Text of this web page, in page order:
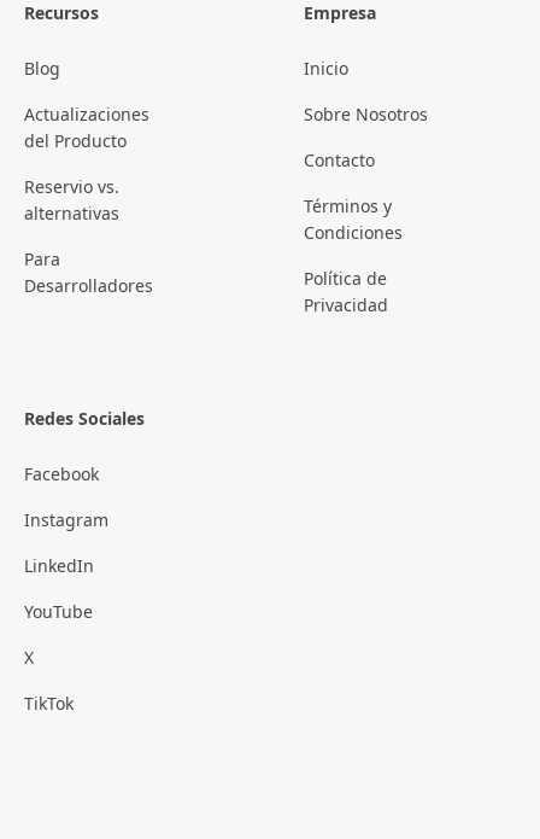
Recursos
Blog
Actualizaciones
del Producto
Reservio vs.
alternativas
Para
Desarrolladores
Empresa
Inicio
Sobre Nosotros
Contacto
Términos y
Condiciones
Política de
Privacidad
Redes Sociales
Facebook
Instagram
LinkedIn
YouTube
X
TikTok